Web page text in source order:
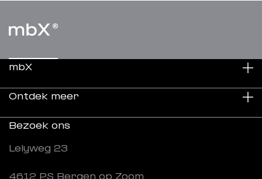
mbX
Duurzaamheid
Over ons
Ontdek meer
Projecten
Bezoek ons
Lelyweg 23
4612 PS Bergen op Zoom